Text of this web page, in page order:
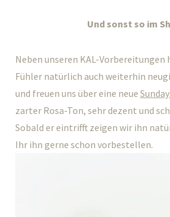
Und sonst so im
Neben unseren KAL-Vorbereitungen
Fühler natürlich auch weiterhin
und freuen uns über eine neue
zarter Rosa-Ton, sehr dezent und
Sobald er eintrifft zeigen wir ihn
Ihr ihn gerne schon vorbestellen.